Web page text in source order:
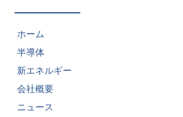
ホーム
半導体
新エネルギー
会社概要
ニュース